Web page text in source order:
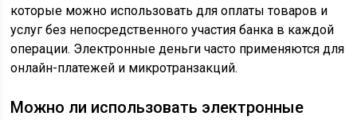
которые можно использовать для оплаты товаров и
услуг без непосредственного участия банка в каждой
операции. Электронные деньги часто применяются для
онлайн-платежей и микротранзакций.
Можно ли использовать электронные